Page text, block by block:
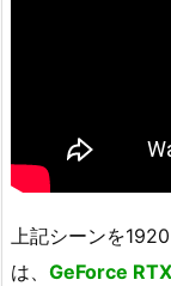
上記シーンを
は、 GeForce